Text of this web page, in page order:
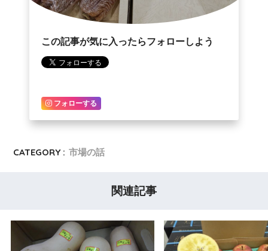
この記事が気に入ったらフォローしよう
フォローする
CATEGORY : 市場の話
関連記事